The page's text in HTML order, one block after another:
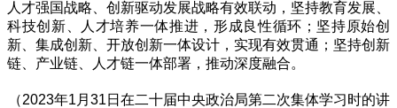
人才强国战略、创新驱动发展战略有效联动，坚持教育发展、
科技创新、人才培养一体推进，形成良性循环；坚持原始创
新、集成创新、开放创新一体设计，实现有效贯通；坚持创新
链、产业链、人才链一体部署，推动深度融合。
（2023年1月31日在二十届中央政治局第二次集体学习时的讲